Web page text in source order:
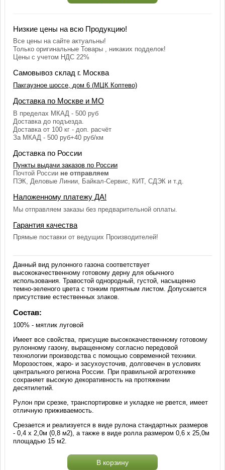
Низкие цены на всю Продукцию!
Все цены на сайте актуальны!
Только оригинальные Товары , никаких подделок!
Цены с учетом НДС 22%
Самовывоз склад г. Москва
Пакгаузное шоссе, дом 6 (МЦК Коптево)
Доставка по Москве и МО
В пределах МКАД - 500 руб
Доставка до подъезда.
Доставка от 100 кг - доп. расчёт
За МКАД - 500 руб+40 руб/км
Доставка по России
Пункты выдачи заказов по России
Почтой России не отправляем
ПЭК, Деловые Линии, Байкал-Сервис, КИТ, СДЭК и т.д.
Наложенному платежу ДА!
Мы отправляем заказы без предварительной оплаты.
Гарантия качества
Прямые поставки от ведущих Производителей!
Данный вид рулонного газона соответствует
высококачественному готовому дерну для обычного
использования. Травостой однородный, густой, насыщенно
темно-зеленого цвета с тонким приятным листом. Допускается
присутствие естественных злаков.
Состав:
100% - мятлик луговой
Имеет все свойства, присущие высококачественному готовому
рулонному газону, выращенному согласно передовой
технологии производства с помощью современной техники.
Морозостоек, жаро- и засухоусточив, долговечен в условиях
центрального региона России. При правильной агротехнике
сохраняет высокую декоративность на протяжении
десятилетий.
Рулон при срезке, транспортировке и укладке не рвется, имеет
отличную приживаемость.
Срезается и реализуется в виде рулона стандартных размеров
- 0,4 х 2,0м (0,8 м2), а также в виде ролла размером 0,6 х 25,0м
площадью 15 м2.
В корзину